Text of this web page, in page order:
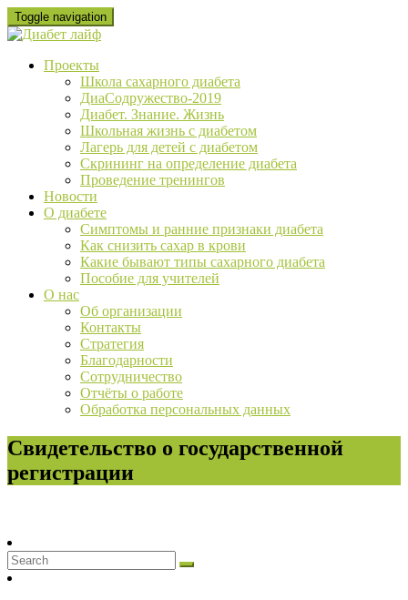
Skip
to
content
Toggle navigation
Проекты
Школа сахарного диабета
ДиаСодружество-2019
Диабет. Знание. Жизнь
Школьная жизнь с диабетом
Лагерь для детей с диабетом
Скрининг на определение диабета
Проведение тренингов
Новости
О диабете
Cимптомы и ранние признаки диабета
Как снизить сахар в крови
Какие бывают типы сахарного диабета
Пособие для учителей
О нас
Об организации
Контакты
Стратегия
Благодарности
Сотрудничество
Отчёты о работе
Обработка персональных данных
Свидетельство о государственной
регистрации